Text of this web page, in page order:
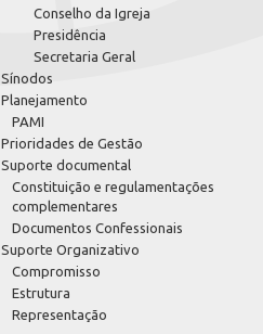
Conselho da Igreja
Presidência
Secretaria Geral
Sínodos
Planejamento
PAMI
Prioridades de Gestão
Suporte documental
Constituição e regulamentações
complementares
Documentos Confessionais
Suporte Organizativo
Compromisso
Estrutura
Representação